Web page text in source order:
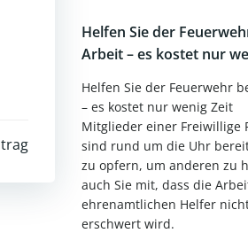
Helfen Sie der
Arbeit – es kostet nur
Helfen Sie der Feuerwehr
– es kostet nur wenig Zeit
Mitglieder einer Freiwillige
sind rund um die Uhr
zu opfern, um anderen zu
auch Sie mit, dass die
ehrenamtlichen Helfer
erschwert wird.